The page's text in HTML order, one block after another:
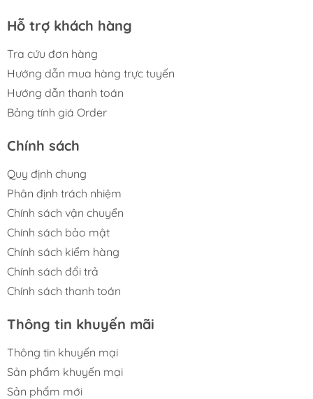
Hỗ trợ khách hàng
Tra cứu đơn hàng
Hướng dẫn mua hàng trực tuyến
Hướng dẫn thanh toán
Bảng tính giá Order
Chính sách
Quy định chung
Phân định trách nhiệm
Chính sách vận chuyển
Chính sách bảo mật
Chính sách kiểm hàng
Chính sách đổi trả
Chính sách thanh toán
Thông tin khuyến mãi
Thông tin khuyến mại
Sản phẩm khuyến mại
Sản phẩm mới